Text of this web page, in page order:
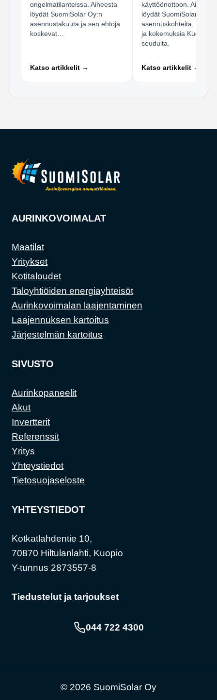
ongelmatilanteissa. Aiheesta
löydät SuomiSolar Oy:n
asennustakuuta ja sen ehtoja
koskevat…
Katso artikkelit →
käyttöönottoon. Aiheesta
löydät SuomiSolar Oy:n
asennuskohteita,
ja kokemuksia Kuopion
seudulta.
Katso artikkelit →
AURINKOVOIMALAT
Maatilat
Yritykset
Kotitaloudet
Taloyhtiöiden energiayhteisöt
Aurinkovoimalan laajentaminen
Laajennuksen kartoitus
Järjestelmän kartoitus
SIVUSTO
Aurinkopaneelit
Akut
Invertterit
Referenssit
Yritys
Yhteystiedot
Tietosuojaseloste
YHTEYSTIEDOT
Kotkatlahdentie 10,
70870 Hiltulanlahti, Kuopio
Y-tunnus 2873557-8
Tiedustelut ja tarjoukset
044 722 4300
© 2026 SuomiSolar Oy